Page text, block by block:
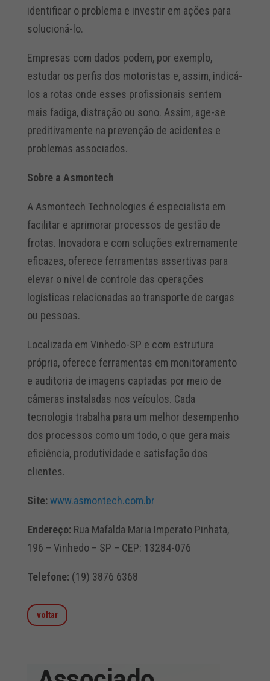
identificar o problema e investir em ações para
solucioná-lo.
Empresas com dados podem, por exemplo,
estudar os perfis dos motoristas e, assim, indicá-
los a rotas onde esses profissionais sentem
mais fadiga, distração ou sono. Assim, age-se
preditivamente na prevenção de acidentes e
problemas associados.
Sobre a Asmontech
A Asmontech Technologies é especialista em
facilitar e aprimorar processos de gestão de
frotas. Inovadora e com soluções extremamente
eficazes, oferece ferramentas assertivas para
elevar o nível de controle das operações
logísticas relacionadas ao transporte de cargas
ou pessoas.
Localizada em Vinhedo-SP e com estrutura
própria, oferece ferramentas em monitoramento
e auditoria de imagens captadas por meio de
câmeras instaladas nos veículos. Cada
tecnologia trabalha para um melhor desempenho
dos processos como um todo, o que gera mais
eficiência, produtividade e satisfação dos
clientes.
Site: www.asmontech.com.br
Endereço: Rua Mafalda Maria Imperato Pinhata,
196 – Vinhedo – SP – CEP: 13284-076
Telefone:(19) 3876 6368
voltar